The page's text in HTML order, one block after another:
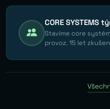
CORE SYSTEMS
Stavíme core
provoz. 15 let